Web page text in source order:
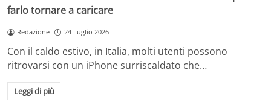
farlo tornare a caricare
Redazione 24 Luglio 2026
Con il caldo estivo, in Italia, molti utenti possono
ritrovarsi con un iPhone surriscaldato che…
Leggi di più